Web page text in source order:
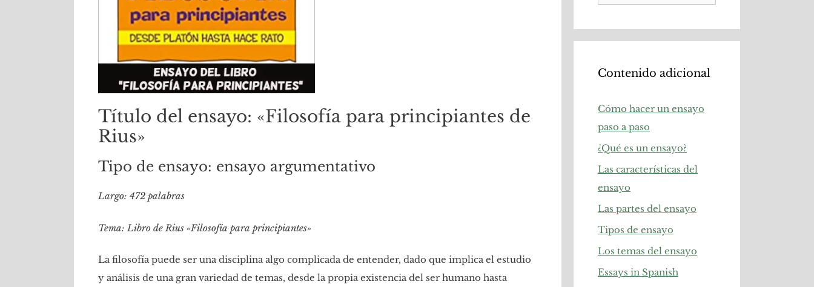
Título del ensayo: «Filosofía para principiantes de
Rius»
Tipo de ensayo: ensayo argumentativo
Largo: 472 palabras
Tema: Libro de Rius «Filosofía para principiantes»
La filosofía puede ser una disciplina algo complicada de entender, dado que implica el estudio
y análisis de una gran variedad de temas, desde la propia existencia del ser humano hasta
Contenido adicional
Cómo hacer un ensayo
paso a paso
¿Qué es un ensayo?
Las características del
ensayo
Las partes del ensayo
Tipos de ensayo
Los temas del ensayo
Essays in Spanish